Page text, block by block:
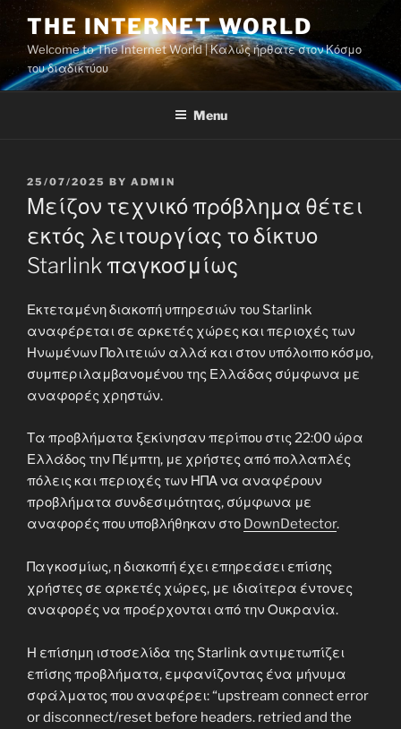
Skip
content
THE INTERNET WORLD
Welcome to The Internet World | Καλώς ήρθατε στον Κόσμο
του διαδικτύου
Menu
POSTED
ON
25/07/2025 BY ADMIN
Μείζον τεχνικό πρόβλημα θέτει
εκτός λειτουργίας το δίκτυο
Starlink παγκοσμίως
Εκτεταμένη διακοπή υπηρεσιών του Starlink
αναφέρεται σε αρκετές χώρες και περιοχές των
Ηνωμένων Πολιτειών αλλά και στον υπόλοιπο κόσμο,
συμπεριλαμβανομένου της Ελλάδας σύμφωνα με
αναφορές χρηστών.
Τα προβλήματα ξεκίνησαν περίπου στις 22:00 ώρα
Ελλάδος την Πέμπτη, με χρήστες από πολλαπλές
πόλεις και περιοχές των ΗΠΑ να αναφέρουν
προβλήματα συνδεσιμότητας, σύμφωνα με
αναφορές που υποβλήθηκαν στο DownDetector.
Παγκοσμίως, η διακοπή έχει επηρεάσει επίσης
χρήστες σε αρκετές χώρες, με ιδιαίτερα έντονες
αναφορές να προέρχονται από την Ουκρανία.
Η επίσημη ιστοσελίδα της Starlink αντιμετωπίζει
επίσης προβλήματα, εμφανίζοντας ένα μήνυμα
σφάλματος που αναφέρει: “upstream connect error
or disconnect/reset before headers. retried and the